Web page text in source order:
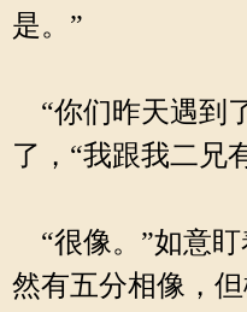
是。”
“你们昨天遇到
了，“我跟我二兄
“很像。”如意盯
然有五分相像，